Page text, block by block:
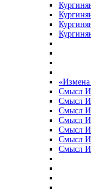
«Измена
Смысл
Смысл
Смысл
Смысл
Смысл
Смысл
Смысл